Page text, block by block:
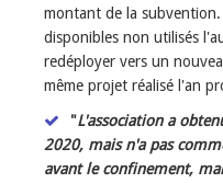
montant de la
disponibles non utilisés
redéployer vers un
même projet réalisé l'an
"L'association a
2020, mais n'a pas
avant le confinement,